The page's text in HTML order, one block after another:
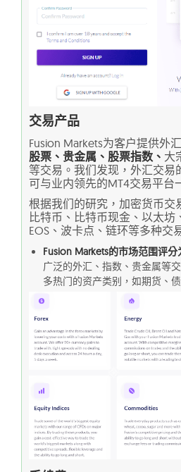
交易产品
Fusion Markets为客户提供外汇
股票、贵金属、股票指数、 大
等交易。我们发现，外汇交易
可与业内领先的MT4交易平台
根据我们的研究，加密货币交
比特币、比特币现金、以太坊
EOS、波卡点、链环等多种交
Fusion Markets的市场范围评分
广泛的外汇、指数、贵金属等
多热门的资产类别，如期货、